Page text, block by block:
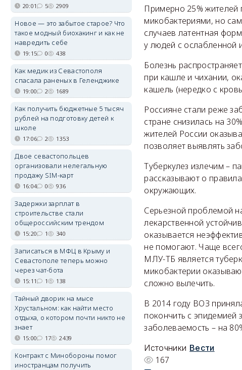
Примерно 25% жителей
микобактериями, но
случаев латентная
у людей с ослабленной
Болезнь
при кашле и чихании,
кашель (нередко с
Россияне стали реже
стране снизилась на
жителей России
позволяет выявлять
Туберкулез излечим –
рассказывают о
окружающих.
Серьезной проблемой
лекарственной
оказывается
не помогают. Чаще
МЛУ-ТБ является
микобактерии
сложно вылечить.
В 2014 году ВОЗ
покончить с эпидемией
заболеваемость – на
Источники Вести
167
20:01 5 2909
Новое — это забытое старое? Что
такое модный биохакинг и как не
навредить себе
19:15 0 438
Как медик из Севастополя
спасала раненых в Геленджике
19:00 2 1689
Как получить бюджетные 5 тысяч
рублей на подготовку детей к
школе
17:06 2 1353
Двое севастопольцев
организовали нелегальную
продажу SIM-карт
16:04 0 936
Задержки зарплат в
строительстве стали
общероссийским трендом
15:20 1 340
Записаться в МФЦ в Крыму и
Севастополе теперь можно
через чат-бота
15:11 1 138
Тайный дворик на мысе
Хрустальном: как найти место
отдыха, о котором почти никто не
знает
15:00 17 2439
Контракт с Минобороны помог
иностранцам получить